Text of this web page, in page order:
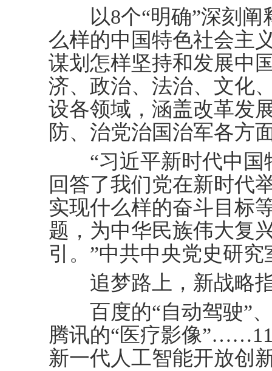
以8个“明确”深刻阐
么样的中国特色社会主
谋划怎样坚持和发展中
济、政治、法治、文化
设各领域，涵盖改革发
防、治党治国治军各
“习近平新时代中国
回答了我们党在新时代
实现什么样的奋斗目标
题，为中华民族伟大复
引。”中共中央党史研
追梦路上，新战略指
百度的“自动驾驶”、
腾讯的“医疗影像
新一代人工智能开放创